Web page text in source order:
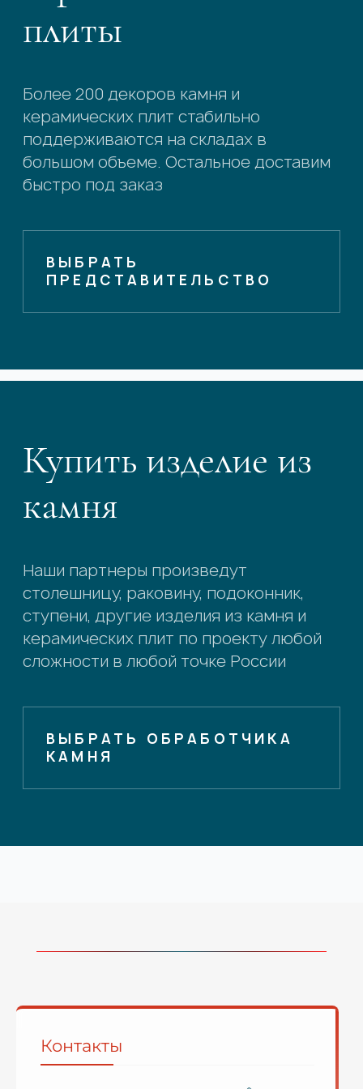
плиты
Более 200 декоров камня и
керамических плит стабильно
поддерживаются на складах в
большом объеме. Остальное доставим
быстро под заказ
ВЫБРАТЬ
ПРЕДСТАВИТЕЛЬСТВО
Купить изделие из
камня
Наши партнеры произведут
столешницу, раковину, подоконник,
ступени, другие изделия из камня и
керамических плит по проекту любой
сложности в любой точке России
ВЫБРАТЬ ОБРАБОТЧИКА
КАМНЯ
Контакты